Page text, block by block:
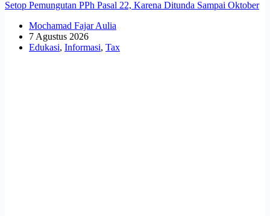
Setop Pemungutan PPh Pasal 22, Karena Ditunda Sampai Oktober
Mochamad Fajar Aulia
7 Agustus 2026
Edukasi, Informasi, Tax